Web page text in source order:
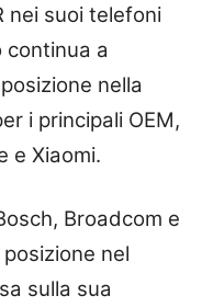
nei suoi telefoni
continua a
nella
i principali OEM,
e Xiaomi.
Broadcom e
nel
sulla sua